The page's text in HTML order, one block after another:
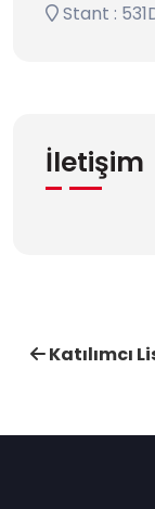
Stant :
İletişim
Katılımcı